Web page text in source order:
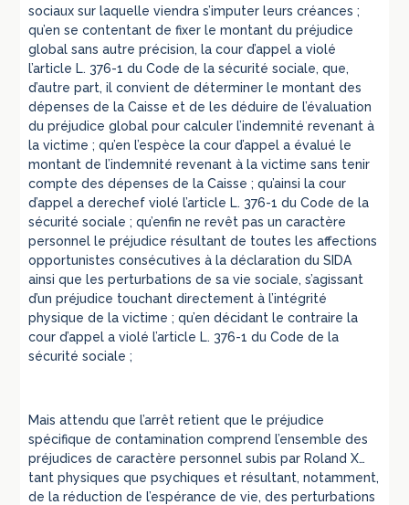
sociaux sur laquelle viendra s’imputer leurs créances ;
qu’en se contentant de fixer le montant du préjudice
global sans autre précision, la cour d’appel a violé
l’article L. 376-1 du Code de la sécurité sociale, que,
d’autre part, il convient de déterminer le montant des
dépenses de la Caisse et de les déduire de l’évaluation
du préjudice global pour calculer l’indemnité revenant à
la victime ; qu’en l’espèce la cour d’appel a évalué le
montant de l’indemnité revenant à la victime sans tenir
compte des dépenses de la Caisse ; qu’ainsi la cour
d’appel a derechef violé l’article L. 376-1 du Code de la
sécurité sociale ; qu’enfin ne revêt pas un caractère
personnel le préjudice résultant de toutes les affections
opportunistes consécutives à la déclaration du SIDA
ainsi que les perturbations de sa vie sociale, s’agissant
d’un préjudice touchant directement à l’intégrité
physique de la victime ; qu’en décidant le contraire la
cour d’appel a violé l’article L. 376-1 du Code de la
sécurité sociale ;
Mais attendu que l’arrêt retient que le préjudice
spécifique de contamination comprend l’ensemble des
préjudices de caractère personnel subis par Roland X…
tant physiques que psychiques et résultant, notamment,
de la réduction de l’espérance de vie, des perturbations